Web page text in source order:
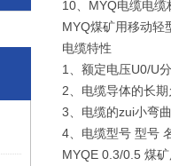
10、MYQ电缆电
MYQ煤矿用移动轻
电缆特性
1、额定电压U0/U
2、电缆导体的长
3、电缆的zui小弯
4、电缆型号 型号
MYQE 0.3/0.5 煤